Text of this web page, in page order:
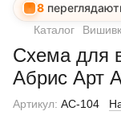
8
Каталог
Схема для
Абрис Арт
Артикул: AC-104